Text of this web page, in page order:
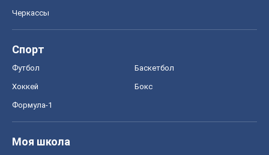
Черкассы
Спорт
Футбол Баскетбол
Хоккей Бокс
Формула-1
Моя школа